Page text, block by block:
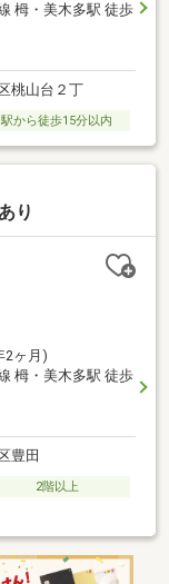
栂・美木多駅 徒歩
桃山台２丁
駅から徒歩15分以内
り
2ヶ月)
栂・美木多駅 徒歩
豊田
2階以上